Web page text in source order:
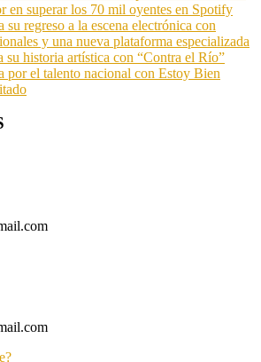
en superar los 70 mil oyentes en Spotify
su regreso a la escena electrónica con
y una nueva plataforma especializada
historia artística con “Contra el Río”
por el talento nacional con Estoy Bien